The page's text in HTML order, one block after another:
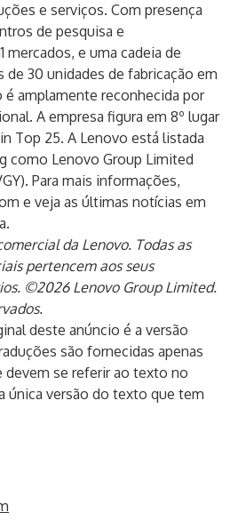
e serviços. Com presença
de pesquisa e
mercados, e uma cadeia de
30 unidades de fabricação em
é amplamente reconhecida por
A empresa figura em 8º lugar
Top 25. A Lenovo está listada
como Lenovo Group Limited
Para mais informações,
e veja as últimas notícias em
.
da Lenovo. Todas as
pertencem aos seus
©2026 Lenovo Group Limited.
deste anúncio é a versão
são fornecidas apenas
devem se referir ao texto no
única versão do texto que tem